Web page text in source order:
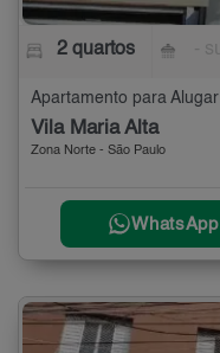
2 quartos
Vila Maria Alta
Zona Norte - São Paulo
WhatsApp